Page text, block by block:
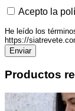
Acepto la
He leído los
https://
Productos